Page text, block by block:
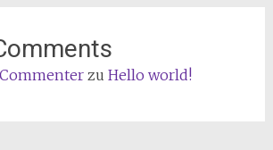
zu Hello world!